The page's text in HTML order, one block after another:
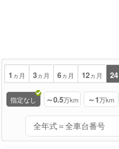
1 ヵ月 3ヵ月 6ヵ月 12ヵ月 24
指定なし ～0.5万km ～1万km